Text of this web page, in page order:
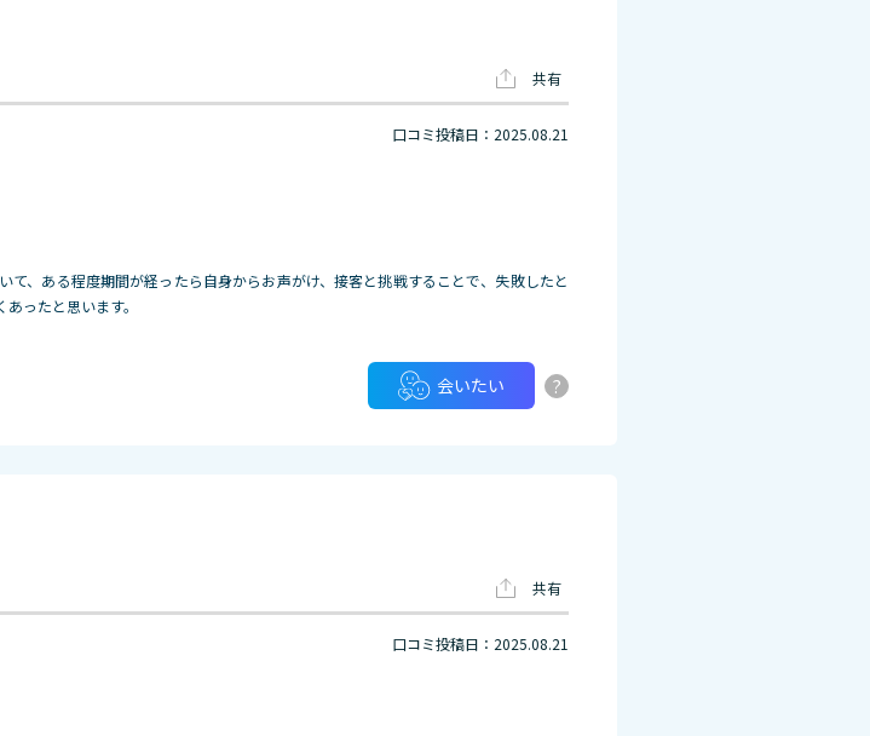
共有
口コミ投稿日：2025.08.21
、ある程度期間が経ったら自身からお声がけ、接客と挑戦することで、失敗したと
ったと思います。
会いたい ?
共有
口コミ投稿日：2025.08.21